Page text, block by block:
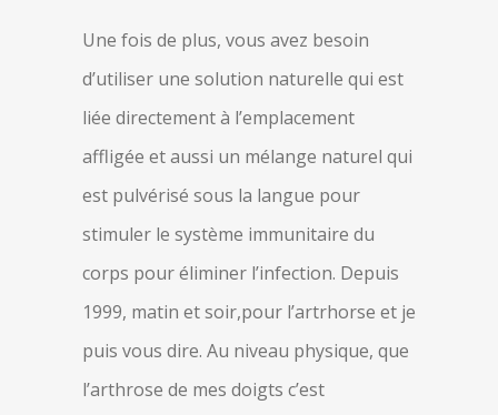
Une fois de plus, vous avez besoin
d’utiliser une solution naturelle qui est
liée directement à l’emplacement
affligée et aussi un mélange naturel qui
est pulvérisé sous la langue pour
stimuler le système immunitaire du
corps pour éliminer l’infection. Depuis
1999, matin et soir,pour l’artrhorse et je
puis vous dire. Au niveau physique, que
l’arthrose de mes doigts c’est